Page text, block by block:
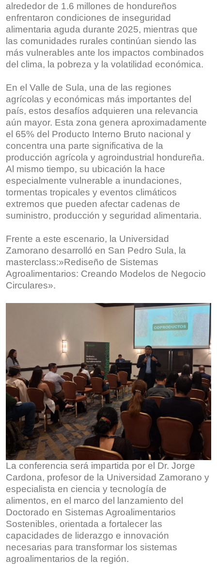
alrededor de 1.6 millones de hondureños
enfrentaron condiciones de inseguridad
alimentaria aguda durante 2025, mientras que
las comunidades rurales continúan siendo las
más vulnerables ante los impactos combinados
del clima, la pobreza y la volatilidad económica.
En el Valle de Sula, una de las regiones
agrícolas y económicas más importantes del
país, estos desafíos adquieren una relevancia
aún mayor. Esta zona genera aproximadamente
el 65% del Producto Interno Bruto nacional y
concentra una parte significativa de la
producción agrícola y agroindustrial hondureña.
Al mismo tiempo, su ubicación la hace
especialmente vulnerable a inundaciones,
tormentas tropicales y eventos climáticos
extremos que pueden afectar cadenas de
suministro, producción y seguridad alimentaria.
Frente a este escenario, la Universidad
Zamorano desarrolló en San Pedro Sula, la
masterclass:»Rediseño de Sistemas
Agroalimentarios: Creando Modelos de Negocio
Circulares».
La conferencia será impartida por el Dr. Jorge
Cardona, profesor de la Universidad Zamorano y
especialista en ciencia y tecnología de
alimentos, en el marco del lanzamiento del
Doctorado en Sistemas Agroalimentarios
Sostenibles, orientada a fortalecer las
capacidades de liderazgo e innovación
necesarias para transformar los sistemas
agroalimentarios de la región.